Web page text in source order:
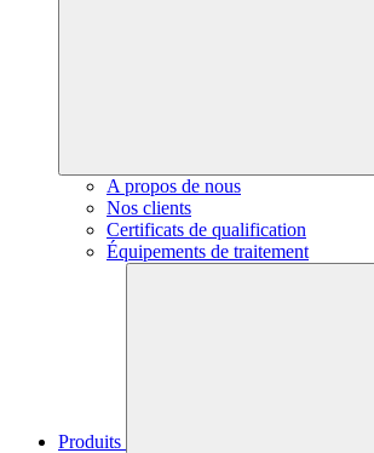
A propos de nous
Nos clients
Certificats de qualification
Équipements de traitement
Produits